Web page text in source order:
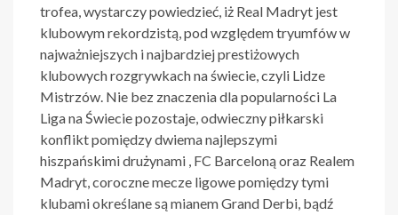
trofea, wystarczy powiedzieć, iż Real Madryt jest
klubowym rekordzistą, pod względem tryumfów w
najważniejszych i najbardziej prestiżowych
klubowych rozgrywkach na świecie, czyli Lidze
Mistrzów. Nie bez znaczenia dla popularności La
Liga na Świecie pozostaje, odwieczny piłkarski
konflikt pomiędzy dwiema najlepszymi
hiszpańskimi drużynami , FC Barceloną oraz Realem
Madryt, coroczne mecze ligowe pomiędzy tymi
klubami określane są mianem Grand Derbi, bądź